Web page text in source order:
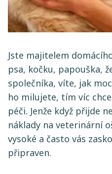
Jste majitelem
psa, kočku, papouška,
společníka, víte, jak
ho milujete, tím víc
péči. Jenže když přijde
náklady na veterinární
vysoké a často vás
připraven.